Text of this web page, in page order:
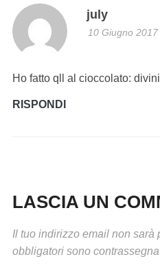
july
10 Giugno
Ho fatto qll al cioccolato:
RISPONDI
LASCIA UN
Il tuo indirizzo email non sarà
obbligatori sono